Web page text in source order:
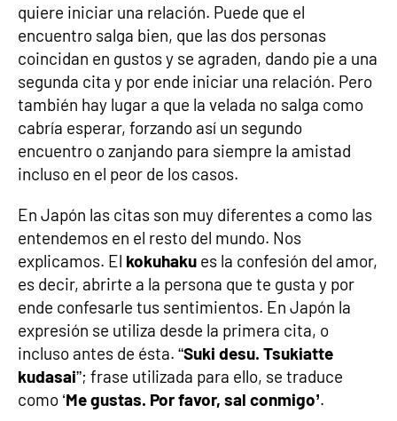
quiere iniciar una relación. Puede que el
encuentro salga bien, que las dos personas
coincidan en gustos y se agraden, dando pie a una
segunda cita y por ende iniciar una relación. Pero
también hay lugar a que la velada no salga como
cabría esperar, forzando así un segundo
encuentro o zanjando para siempre la amistad
incluso en el peor de los casos.
En Japón las citas son muy diferentes a como las
entendemos en el resto del mundo. Nos
explicamos. El kokuhaku es la confesión del amor,
es decir, abrirte a la persona que te gusta y por
ende confesarle tus sentimientos. En Japón la
expresión se utiliza desde la primera cita, o
incluso antes de ésta. “Suki desu. Tsukiatte
kudasai”; frase utilizada para ello, se traduce
como ‘Me gustas. Por favor, sal conmigo’.